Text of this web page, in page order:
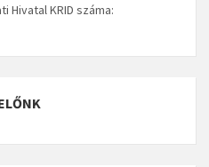
Hivatal KRID száma: